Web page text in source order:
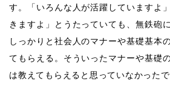
す。「いろんな人が活躍していますよ
きますよ」とうたっていても、無鉄砲
しっかりと社会人のマナーや基礎基本
てもらえる。そういったマナーや基礎
は教えてもらえると思っていなかったで